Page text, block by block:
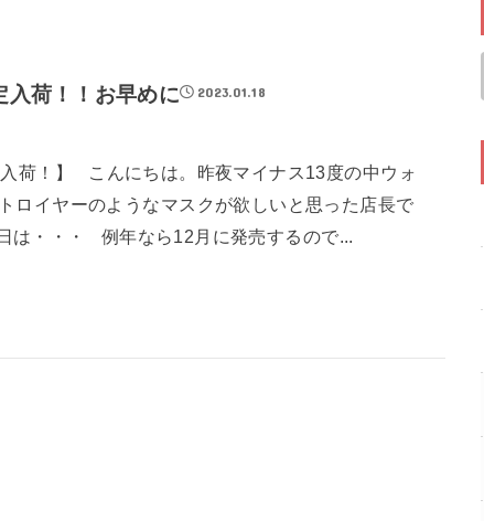
入荷！！お早めに 2023.01.18
！】 ㅤ ㅤ こんにちは。昨夜マイナス13度の中ウォ
ロイヤーのようなマスクが欲しいと思った店長で
は・・・ ㅤ ㅤ 例年なら12月に発売するので...